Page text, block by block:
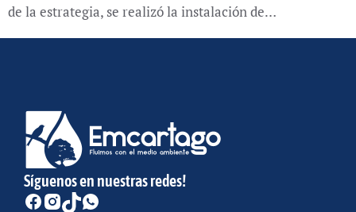
de la estrategia, se realizó la instalación de…
Síguenos en nuestras redes!